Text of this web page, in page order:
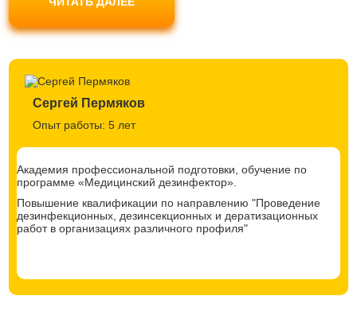
Сергей Пермяков
Опыт работы: 5 лет
Академия профессиональной подготовки, обучение по
программе «Медицинский дезинфектор».
Повышение квалификации по направлению "Проведение
дезинфекционных, дезинсекционных и дератизационных
работ в организациях различного профиля"